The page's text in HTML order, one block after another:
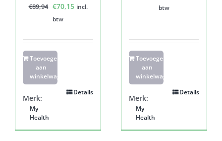
€89,94 Oorspronkelijke
prijs
€89,94.
€70,15Huidige
€70,15.
incl.
btw
Toevoegen
aan
winkelwagen
Details
Merk:
My
Health
prijs
btw
Toevoegen
aan
winkelwagen
Details
Merk:
My
Health